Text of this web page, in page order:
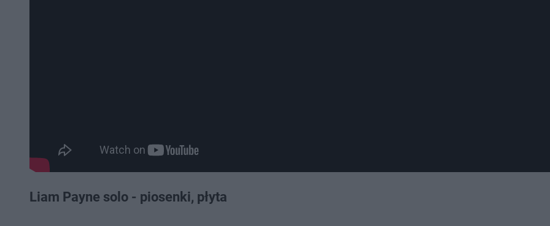
Liam Payne solo - piosenki, płyta